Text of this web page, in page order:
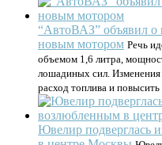
“АвтоВАЗ” объявил о
новым мотором Речь
объемом 1,6 литра,
лошадиных сил. Изменения
расход топлива и
Ювелир подверглась